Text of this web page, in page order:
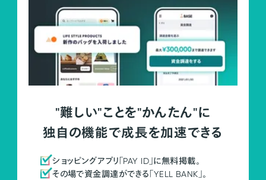
"難しい"ことを"かんたん"に
独自の機能で成長を加速できる
ショッピングアプリ「PAY ID」に無料掲載。
その場で資金調達ができる「YELL BANK」。